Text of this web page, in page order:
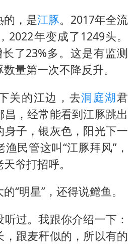
的，是江豚。2017年全流
2022年变成了1249头。
了23%多。这是有监测
量第一次不降反升。
关的江边，去洞庭湖君
昌，经常能看到江豚跳出
身子，银灰色，阳光下一
民管这叫“江豚拜风”，
爷打招呼。
“明星”，还得说鳤鱼。
过。我跟你介绍一下：
，跟麦秆似的，所以有的